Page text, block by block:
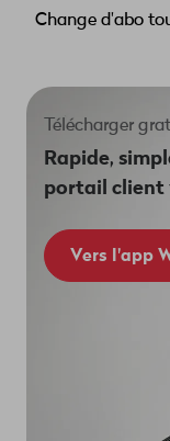
Change d'abo
Télécharger
Rapide,
portail client
Vers l'app